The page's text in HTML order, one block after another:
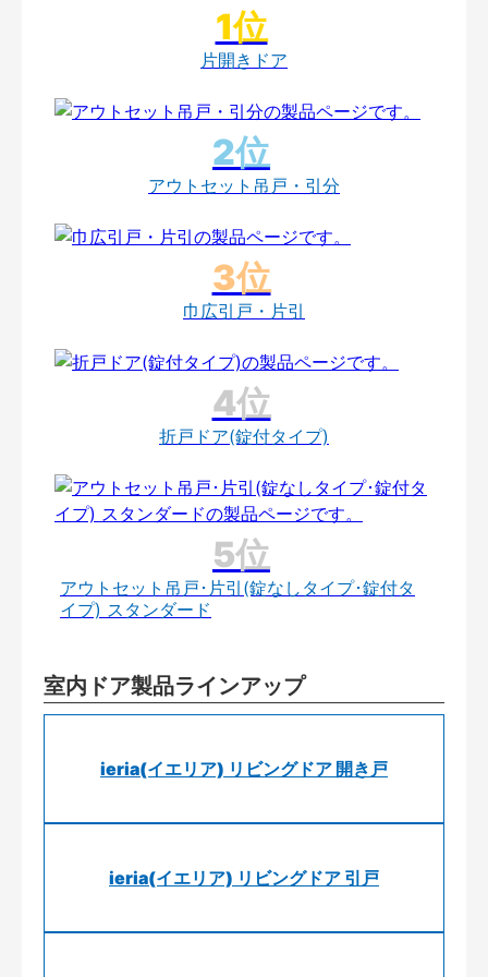
片開きドア
アウトセット吊戸・引分
巾広引戸・片引
折戸ドア(錠付タイプ)
アウトセット吊戸･片引(錠なしタイプ･錠付タ
イプ) スタンダード
室内ドア製品ラインアップ
ieria(イエリア) リビングドア 開き戸
ieria(イエリア) リビングドア 引戸